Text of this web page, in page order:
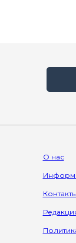
О нас
Контакты